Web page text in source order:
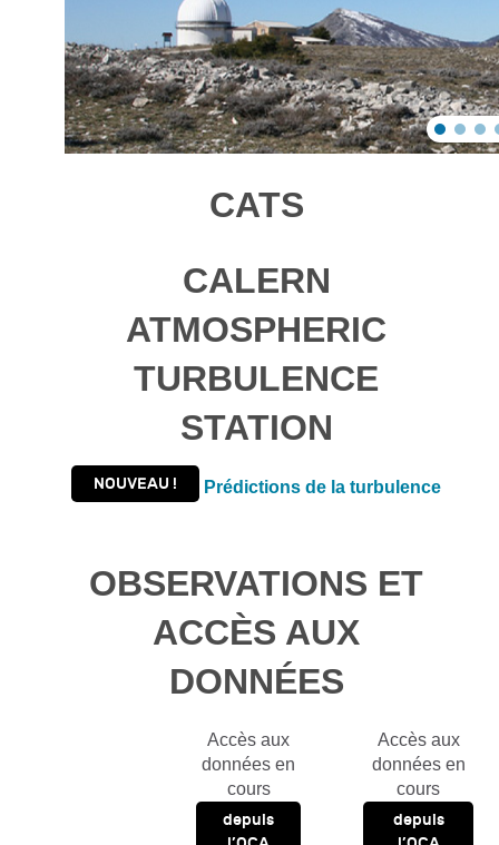
CATS
CALERN
ATMOSPHERIC
TURBULENCE
STATION
NOUVEAU ! Prédictions de la turbulence
OBSERVATIONS ET
ACCÈS AUX
DONNÉES
Accès aux
données en
cours
depuis
Accès aux
données en
cours
depuis